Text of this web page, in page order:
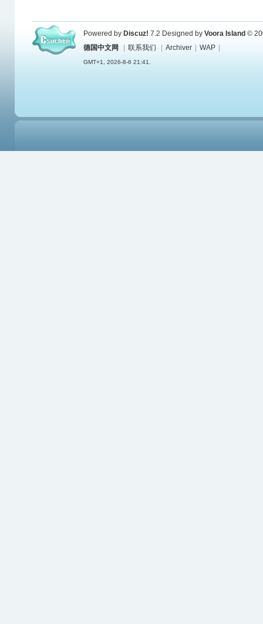
Powered by Discuz! 7.2 Designed by Voora Island ©
德国中文网
联系我们 Archiver WAP
GMT+1, 2026-8-6 21:41.